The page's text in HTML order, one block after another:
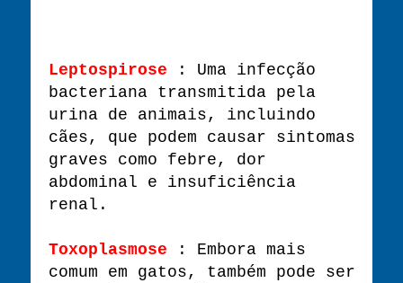
Leptospirose
: Uma infecção
bacteriana transmitida pela
urina de animais, incluindo
cães, que podem causar sintomas
graves como febre, dor
abdominal e insuficiência
renal.
Toxoplasmose
: Embora mais
comum em gatos, também pode ser